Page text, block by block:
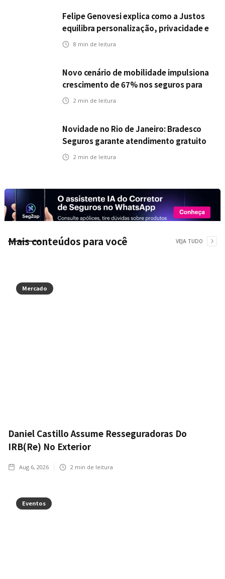
Felipe Genovesi explica como a Justos
equilibra personalização, privacidade e
tecnologia
8 min de leitura
Novo cenário de mobilidade impulsiona
crescimento de 67% nos seguros para
veículos elétricos da Bradesco Seguros
2 min de leitura
Novidade no Rio de Janeiro: Bradesco
Seguros garante atendimento gratuito
na Ponte Rio-Niterói
2 min de leitura
Mais conteúdos para você VEJA TUDO
Mercado
Daniel Castillo Assume Resseguradoras Do
IRB(Re) No Exterior
Aug 6, 2026 2 min de leitura
Eventos